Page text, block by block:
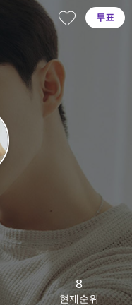
투표
8
현재순위